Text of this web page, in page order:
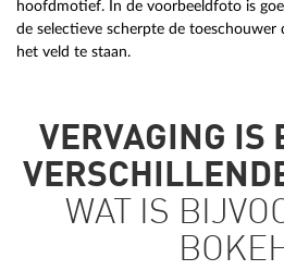
hoofdmotief. In de voorbeeldfoto is
de selectieve scherpte de
het veld te staan.
VERVAGING IS
WAT IS